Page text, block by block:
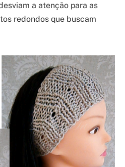
a atenção para as
redondos que buscam